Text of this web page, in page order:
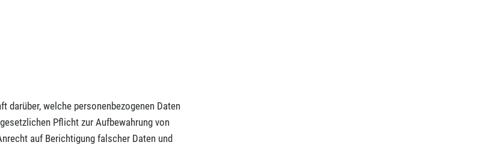
welche personenbezogenen Daten
Pflicht zur Aufbewahrung von
auf Berichtigung falscher Daten und